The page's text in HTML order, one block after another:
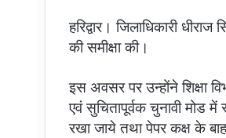
हरिद्वार। जिलाधिकारी
की समीक्षा की।
इस अवसर पर उन्होंने शिक्षा
एवं सुचितापूर्वक चुनावी मोड में
रखा जाये तथा पेपर कक्ष के